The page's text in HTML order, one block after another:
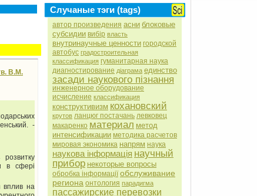
В.М.
-
в сфері
вплив на
Случаные тэги (tags)
автор произведения асни блоковые
субсидии вибір власть
внутринаучные ценности городской
автобус градостроительная
классификация гуманитарная наука
диагностирование діаграма единство
засади наукового пізнання
инженерное оборудование
исчисление классификация
конструктивизм кохановский
крутов ланцюг постачань левковец
макаренко материал метод
интенсификации методика расчетов
мировая экономика напрям наука
наукова інформація научный
прибор некоторые вопросы
обробка інформації обслуживание
региона онтология парадигма
пассажирские перевозки